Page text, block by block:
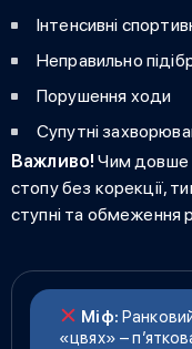
Інтенсивні
Неправильно
Порушення ходи
Супутні
Важливо! Чим довше
стопу без корекції,
ступні та обмеження
Міф:
«цвях» –